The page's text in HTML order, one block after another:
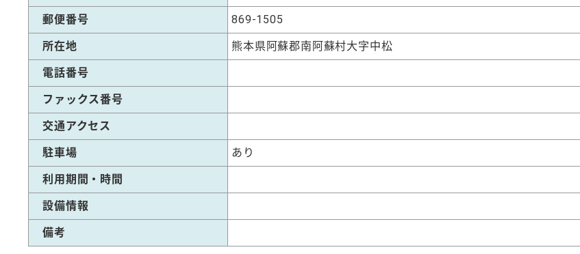
郵便番号 869-1505
所在地 熊本県阿蘇郡南阿蘇村大字中松
電話番号
ファックス番号
交通アクセス
駐車場 あり
利用期間・時間
設備情報
備考